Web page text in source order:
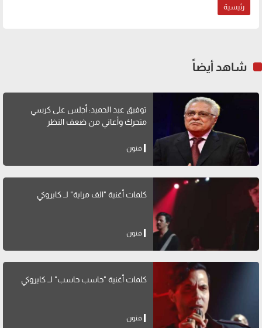
رئيسية
شاهد أيضاً
توفيق عبد الحميد: أجلس على كرسي
متحرك وأعاني من ضعف النظر
فنون
كلمات أغنية "الف مراية" لــ كايروكي
فنون
كلمات أغنية "حاسب حاسب" لــ كايروكي
فنون